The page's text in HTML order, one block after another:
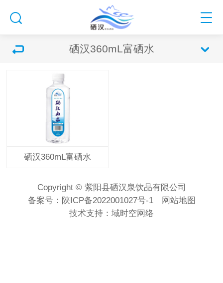
硒汉360mL富硒水
硒汉360mL富硒水
Copyright © 紫阳县硒汉泉饮品有限公司
备案号： 陕ICP备2022001027号-1
网站地图
技术支持： 域时空网络